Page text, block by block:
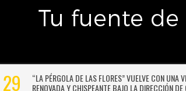
29
“LA PÉRGOLA DE LAS FLORES” VUELVE CON UNA
RENOVADA Y CHISPEANTE BAJO LA DIRECCIÓN DE